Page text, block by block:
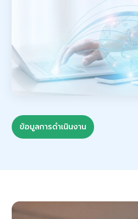
ข้อมูลการดำเนินงาน